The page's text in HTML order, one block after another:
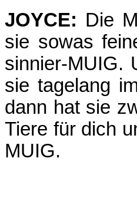
JOYCE: Die
sie sowas
sinnier-MUIG.
sie tagelang
dann hat sie
Tiere für dich
MUIG.